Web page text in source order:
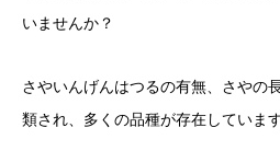
いませんか？
さやいんげんはつるの有無、さやの
類され、多くの品種が存在しています